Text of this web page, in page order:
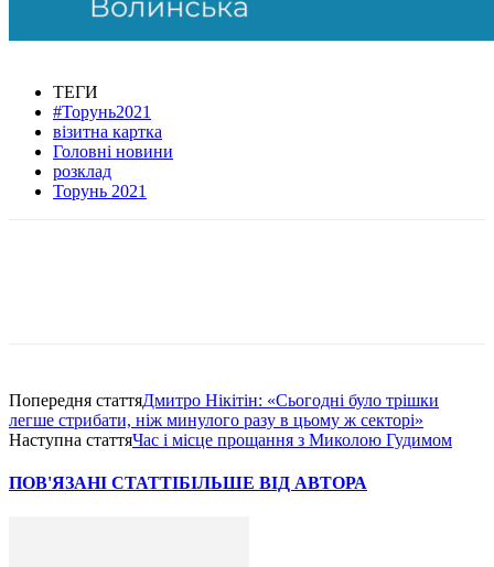
ТЕГИ
#Торунь2021
візитна картка
Головні новини
розклад
Торунь 2021
Попередня статтяДмитро Нікітін: «Сьогодні було трішки
легше стрибати, ніж минулого разу в цьому ж секторі»
Наступна статтяЧас і місце прощання з Миколою Гудимом
ПОВ'ЯЗАНІ СТАТТІБІЛЬШЕ ВІД АВТОРА